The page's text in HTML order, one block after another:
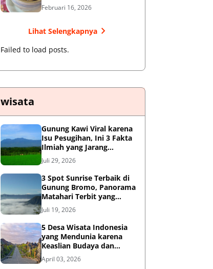
Keberuntungan
Februari 16, 2026
Lihat Selengkapnya
Failed to load posts.
wisata
Gunung Kawi Viral karena
Isu Pesugihan, Ini 3 Fakta
Ilmiah yang Jarang
Diketahui
Juli 29, 2026
3 Spot Sunrise Terbaik di
Gunung Bromo, Panorama
Matahari Terbit yang
Memukau
Juli 19, 2026
5 Desa Wisata Indonesia
yang Mendunia karena
Keaslian Budaya dan
Tradisi
April 03, 2026